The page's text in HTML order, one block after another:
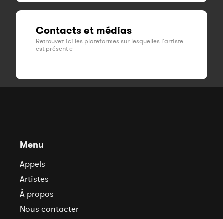
Contacts et médias
Retrouvez ici les plateformes sur lesquelles l'artiste
est présent·e
Menu
Appels
Artistes
À propos
Nous contacter